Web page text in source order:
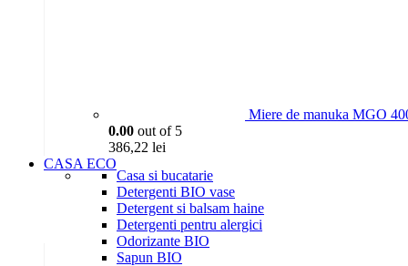
Miere de manuka MGO
0.00 out of 5
386,22 lei
CASA ECO
Casa si bucatarie
Detergenti BIO vase
Detergent si balsam haine
Detergenti pentru alergici
Odorizante BIO
Sapun BIO